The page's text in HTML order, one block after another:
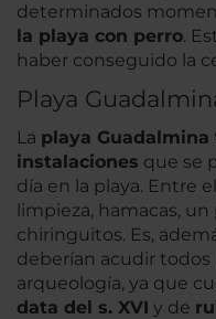
determinados
la playa con perro.
haber conseguido la
Playa
La playa Guadalmina
instalaciones que se
día en la playa. Entre
limpieza, hamacas,
chiringuitos. Es,
deberían acudir todos
arqueología, ya que
data del s. XVI y de